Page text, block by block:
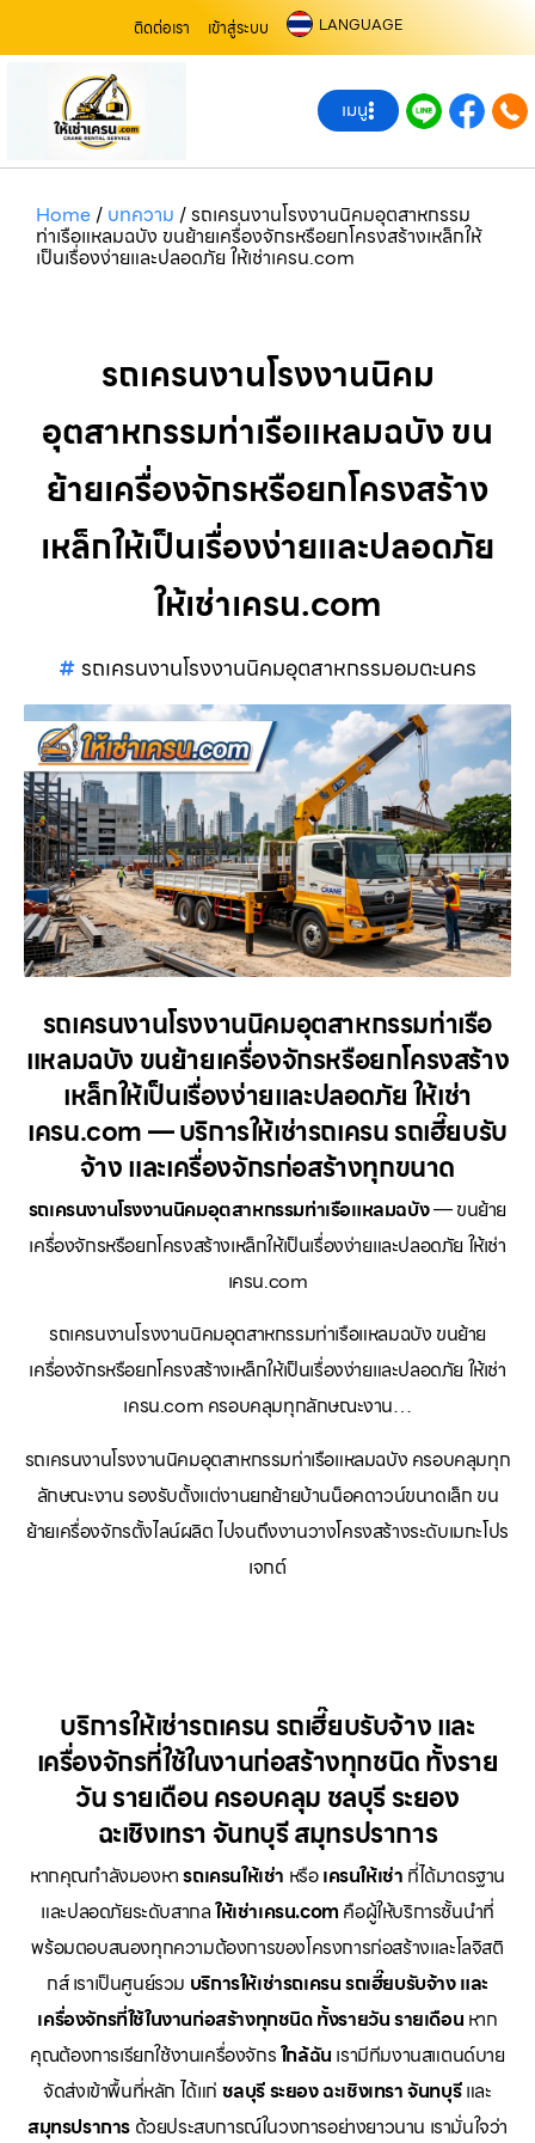
ติดต่อเรา เข้าสู่ระบบ LANGUAGE
เมนู
Home/ บทความ /รถเครนงานโรงงานนิคมอุตสาหกรรม
ท่าเรือแหลมฉบัง ขนย้ายเครื่องจักรหรือยกโครงสร้างเหล็กให้
เป็นเรื่องง่ายและปลอดภัย ให้เช่าเครน.com
รถเครนงานโรงงานนิคม
อุตสาหกรรมท่าเรือแหลมฉบัง ขน
ย้ายเครื่องจักรหรือยกโครงสร้าง
เหล็กให้เป็นเรื่องง่ายและปลอดภัย
ให้เช่าเครน.com
รถเครนงานโรงงานนิคมอุตสาหกรรมอมตะนคร
รถเครนงานโรงงานนิคมอุตสาหกรรมท่าเรือ
แหลมฉบัง ขนย้ายเครื่องจักรหรือยกโครงสร้าง
เหล็กให้เป็นเรื่องง่ายและปลอดภัย ให้เช่า
เครน.com — บริการให้เช่ารถเครน รถเฮี๊ยบรับ
จ้าง และเครื่องจักรก่อสร้างทุกขนาด
รถเครนงานโรงงานนิคมอุตสาหกรรมท่าเรือแหลมฉบัง— ขนย้าย
เครื่องจักรหรือยกโครงสร้างเหล็กให้เป็นเรื่องง่ายและปลอดภัย ให้เช่า
เครน.com
รถเครนงานโรงงานนิคมอุตสาหกรรมท่าเรือแหลมฉบัง ขนย้าย
เครื่องจักรหรือยกโครงสร้างเหล็กให้เป็นเรื่องง่ายและปลอดภัย ให้เช่า
เครน.com ครอบคลุมทุกลักษณะงาน…
รถเครนงานโรงงานนิคมอุตสาหกรรมท่าเรือแหลมฉบัง ครอบคลุมทุก
ลักษณะงาน รองรับตั้งแต่งานยกย้ายบ้านน็อคดาวน์ขนาดเล็ก ขน
ย้ายเครื่องจักรตั้งไลน์ผลิต ไปจนถึงงานวางโครงสร้างระดับเมกะโปร
เจกต์
บริการให้เช่ารถเครน รถเฮี๊ยบรับจ้าง และ
เครื่องจักรที่ใช้ในงานก่อสร้างทุกชนิด ทั้งราย
วัน รายเดือน ครอบคลุม ชลบุรี ระยอง
ฉะเชิงเทรา จันทบุรี สมุทรปราการ
หากคุณกำลังมองหารถเครนให้เช่า หรือเครนให้เช่า ที่ได้มาตรฐาน
และปลอดภัยระดับสากลให้เช่าเครน.com คือผู้ให้บริการชั้นนำที่
พร้อมตอบสนองทุกความต้องการของโครงการก่อสร้างและโลจิสติ
กส์ เราเป็นศูนย์รวม บริการให้เช่ารถเครน รถเฮี๊ยบรับจ้าง และ
เครื่องจักรที่ใช้ในงานก่อสร้างทุกชนิด ทั้งรายวัน รายเดือน หาก
คุณต้องการเรียกใช้งานเครื่องจักรใกล้ฉัน เรามีทีมงานสแตนด์บาย
จัดส่งเข้าพื้นที่หลัก ได้แก่ ชลบุรี ระยอง ฉะเชิงเทรา จันทบุรีและ
สมุทรปราการด้วยประสบการณ์ในวงการอย่างยาวนาน เรามั่นใจว่า